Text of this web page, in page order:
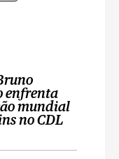
enfrenta
mundial
no CDL